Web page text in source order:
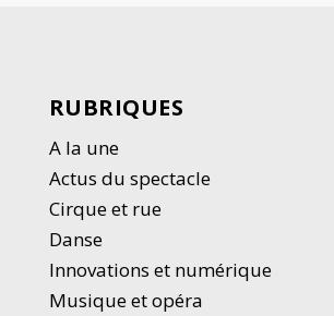
RUBRIQUES
A la une
Actus du spectacle
Cirque et rue
Danse
Innovations et numérique
Musique et opéra